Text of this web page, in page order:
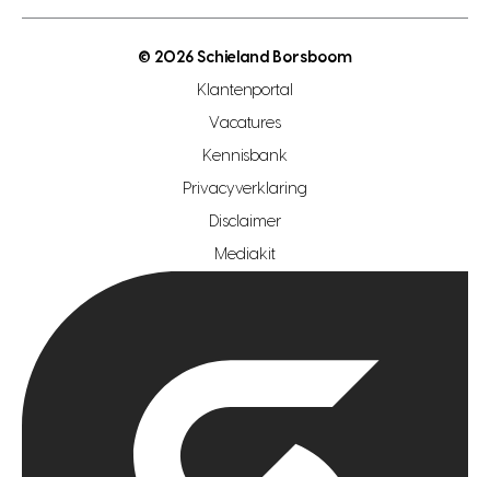
open woningwaarde dag
makelaar regio zoetermeer
hypotheekshop regio den haag
hypotheekshop regio rotterdam
© 2026 Schieland Borsboom
Klantenportal
Vacatures
Kennisbank
Privacyverklaring
Disclaimer
Mediakit